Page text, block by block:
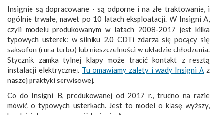
Insignie są dopracowane - są odporne i na złe traktowanie, i
ogólnie trwałe, nawet po 10 latach eksploatacji. W Insigni A,
czyli modelu produkowanym w latach 2008-2017 jest kilka
typowych usterek: w silniku 2.0 CDTi zdarza się pocący się
saksofon (rura turbo) lub nieszczelności w układzie chłodzenia.
Stycznik zamka tylnej klapy może tracić kontakt z resztą
instalacji elektrycznej. Tu omawiamy zalety i wady Insigni A z
naszej praktyki serwisowej.
Co do Insigni B, produkowanej od 2017 r., trudno na razie
mówić o typowych usterkach. Jest to model o klasę wyższy,